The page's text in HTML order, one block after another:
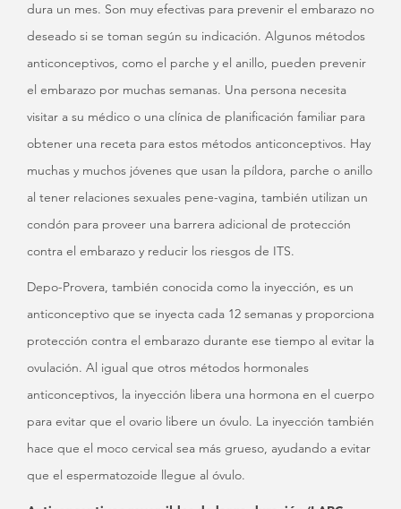
dura un mes. Son muy efectivas para prevenir el embarazo no
deseado si se toman según su indicación. Algunos métodos
anticonceptivos, como el parche y el anillo, pueden prevenir
el embarazo por muchas semanas. Una persona necesita
visitar a su médico o una clínica de planificación familiar para
obtener una receta para estos métodos anticonceptivos. Hay
muchas y muchos jóvenes que usan la píldora, parche o anillo
al tener relaciones sexuales pene-vagina, también utilizan un
condón para proveer una barrera adicional de protección
contra el embarazo y reducir los riesgos de ITS.
Depo-Provera, también conocida como la inyección, es un
anticonceptivo que se inyecta cada 12 semanas y proporciona
protección contra el embarazo durante ese tiempo al evitar la
ovulación. Al igual que otros métodos hormonales
anticonceptivos, la inyección libera una hormona en el cuerpo
para evitar que el ovario libere un óvulo. La inyección también
hace que el moco cervical sea más grueso, ayudando a evitar
que el espermatozoide llegue al óvulo.